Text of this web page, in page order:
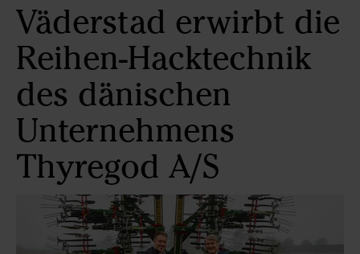
Väderstad erwirbt die
Reihen-Hacktechnik
des dänischen
Unternehmens
Thyregod A/S